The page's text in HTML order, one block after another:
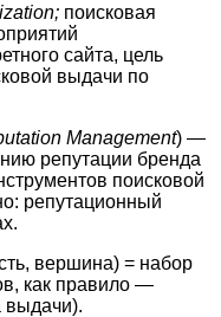
; поисковая
сайта, цель
выдачи по
Management) —
репутации бренда
поисковой
репутационный
вершина) = набор
как правило —
выдачи).